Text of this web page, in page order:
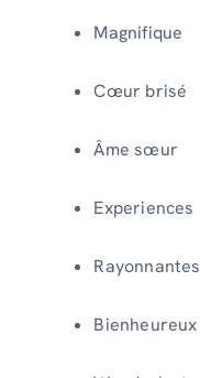
Magnifique
Cœur brisé
Âme sœur
Experiences
Rayonnantes
Bienheureux